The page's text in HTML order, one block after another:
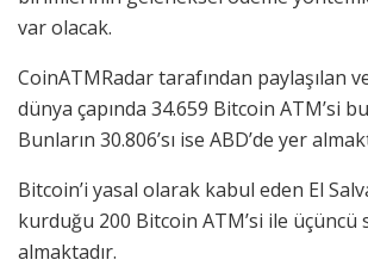
var olacak.
CoinATMRadar tarafından paylaşılan
dünya çapında 34.659 Bitcoin ATM’si
Bunların 30.806’sı ise ABD’de yer
Bitcoin’i yasal olarak kabul eden El
kurduğu 200 Bitcoin ATM’si ile üçüncü
almaktadır.